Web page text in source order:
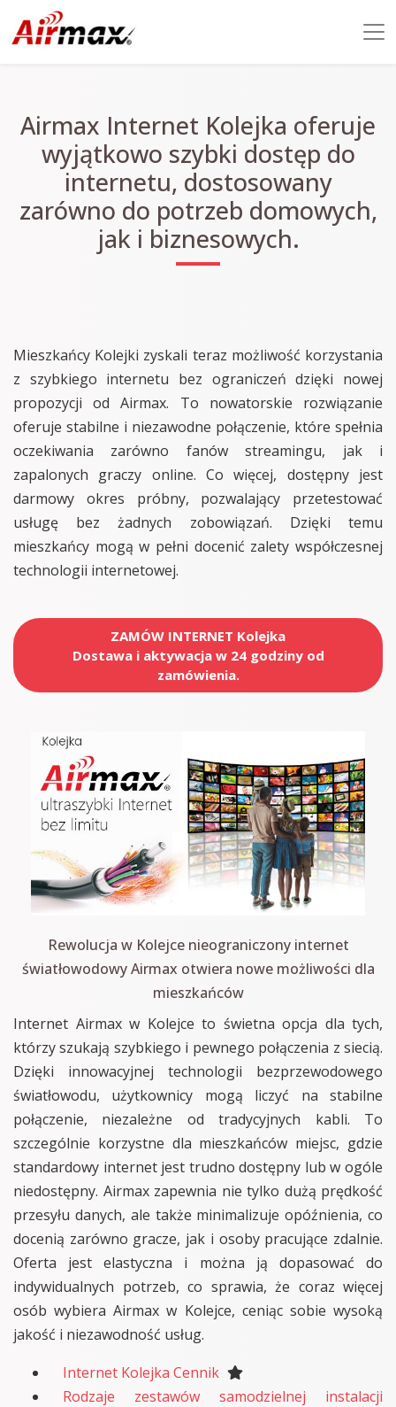
Airmax Internet Kolejka oferuje
wyjątkowo szybki dostęp do
internetu, dostosowany
zarówno do potrzeb domowych,
jak i biznesowych.
Mieszkańcy Kolejki zyskali teraz możliwość korzystania
z szybkiego internetu bez ograniczeń dzięki nowej
propozycji od Airmax. To nowatorskie rozwiązanie
oferuje stabilne i niezawodne połączenie, które spełnia
oczekiwania zarówno fanów streamingu, jak i
zapalonych graczy online. Co więcej, dostępny jest
darmowy okres próbny, pozwalający przetestować
usługę bez żadnych zobowiązań. Dzięki temu
mieszkańcy mogą w pełni docenić zalety współczesnej
technologii internetowej.
ZAMÓW INTERNET Kolejka
Dostawa i aktywacja w 24 godziny od
zamówienia.
Rewolucja w Kolejce nieograniczony internet
światłowodowy Airmax otwiera nowe możliwości dla
mieszkańców
Internet Airmax w Kolejce to świetna opcja dla tych,
którzy szukają szybkiego i pewnego połączenia z siecią.
Dzięki innowacyjnej technologii bezprzewodowego
światłowodu, użytkownicy mogą liczyć na stabilne
połączenie, niezależne od tradycyjnych kabli. To
szczególnie korzystne dla mieszkańców miejsc, gdzie
standardowy internet jest trudno dostępny lub w ogóle
niedostępny. Airmax zapewnia nie tylko dużą prędkość
przesyłu danych, ale także minimalizuje opóźnienia, co
docenią zarówno gracze, jak i osoby pracujące zdalnie.
Oferta jest elastyczna i można ją dopasować do
indywidualnych potrzeb, co sprawia, że coraz więcej
osób wybiera Airmax w Kolejce, ceniąc sobie wysoką
jakość i niezawodność usług.
Internet Kolejka Cennik
Rodzaje zestawów samodzielnej instalacji